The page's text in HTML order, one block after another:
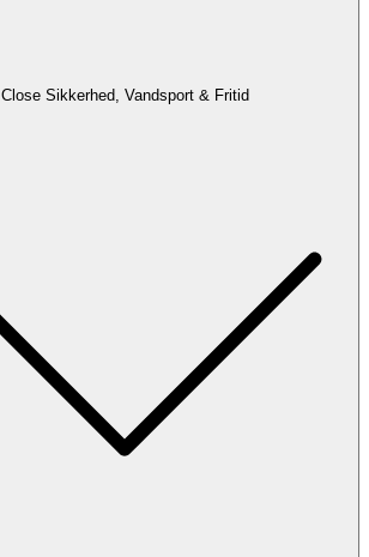
Close Sikkerhed, Vandsport & Fritid